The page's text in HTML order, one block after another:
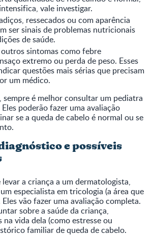
vale investigar.
ressecados ou com aparência
ser sinais de problemas nutricionais
de saúde.
sintomas como febre
extremo ou perda de peso. Esses
questões mais sérias que precisam
um médico.
sempre é melhor consultar um pediatra
poderão fazer uma avaliação
se a queda de cabelo é normal ou se
e possíveis
a criança a um dermatologista,
especialista em tricologia (a área que
vão fazer uma avaliação completa.
sobre a saúde da criança,
na vida dela (como estresse ou
familiar de queda de cabelo.